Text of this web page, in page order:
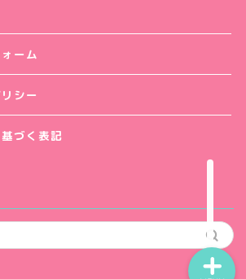
ーム
シー
づく表記
会場デコレーション
披露宴・パーティー演出